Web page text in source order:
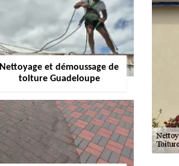
Nettoyage et démoussage de
toiture Guadeloupe